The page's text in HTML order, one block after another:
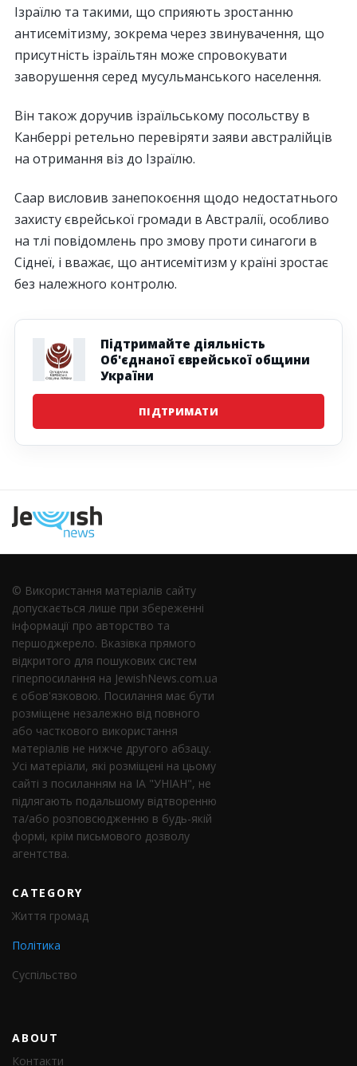
Ізраїлю та такими, що сприяють зростанню
антисемітизму, зокрема через звинувачення, що
присутність ізраїльтян може спровокувати
заворушення серед мусульманського населення.
Він також доручив ізраїльському посольству в
Канберрі ретельно перевіряти заяви австралійців
на отримання віз до Ізраїлю.
Саар висловив занепокоєння щодо недостатнього
захисту єврейської громади в Австралії, особливо
на тлі повідомлень про змову проти синагоги в
Сіднеї, і вважає, що антисемітизм у країні зростає
без належного контролю.
Підтримайте діяльність
Об'єднаної єврейської общини
України
ПІДТРИМАТИ
© Використання матеріалів сайту
допускається лише при збереженні
інформації про авторство та
першоджерело. Вказівка ​​прямого
відкритого для пошукових систем
гіперпосилання на JewishNews.com.ua
є обов'язковою. Посилання має бути
розміщене незалежно від повного
або часткового використання
матеріалів не нижче другого абзацу.
Усі матеріали, які розміщені на цьому
сайті з посиланням на ІА "УНІАН", не
підлягають подальшому відтворенню
та/або розповсюдженню в будь-якій
формі, крім письмового дозволу
агентства.
CATEGORY
Життя громад
Політика
Суспільство
ABOUT
Контакти